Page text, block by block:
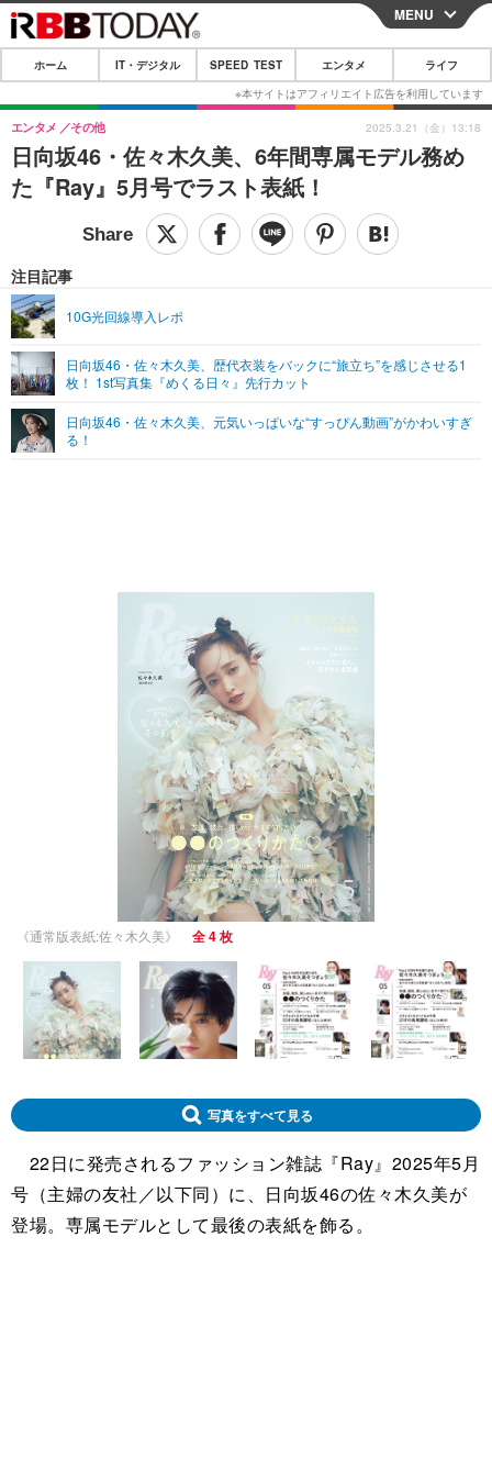
CLOSE
ホーム
IT・デジタル
IT・デジタルTOP スマートフォン
ショッピング その他
SPEED TEST
エンタメTOP 映画・ドラマ
グラビア
ショッピング その他
ライフTOP
その他
リリース一覧
プッシュ通知の停止方法
MENU
ホーム IT・デジタル SPEED TEST エンタメ ライフ
日向坂46・佐々木久美、6年間専属モデル務め
た『Ray』5月号でラスト表紙！
エンタメ その他
注目記事
10G光回線導入レポ
日向坂46・佐々木久美、歴代衣装をバックに“旅立ち”を感じさせる1
枚！ 1st写真集『めくる日々』先行カット
日向坂46・佐々木久美、元気いっぱいな“すっぴん動画”がかわいすぎ
る！
2025.3.21（金）13:18
《通常版表紙:佐々木久美》 全 4 枚
写真をすべて見る
22日に発売されるファッション雑誌『Ray』2025年5月
号（主婦の友社／以下同）に、日向坂46の佐々木久美が
登場。専属モデルとして最後の表紙を飾る。